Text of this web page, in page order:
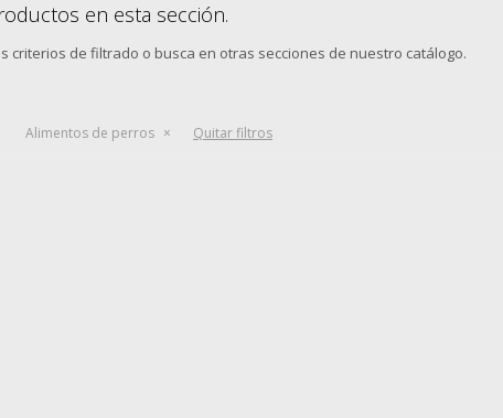
en esta sección.
criterios de filtrado o busca en otras secciones de nuestro catálogo.
Alimentos de perros Quitar filtros